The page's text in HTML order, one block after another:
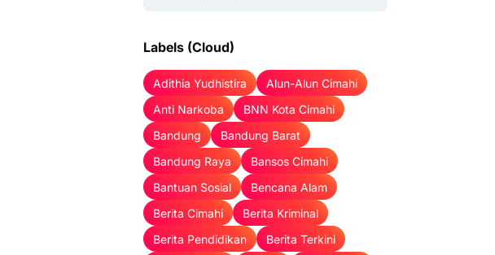
Labels (Cloud)
Adithia Yudhistira
Alun-Alun Cimahi
Anti Narkoba
BNN Kota Cimahi
Bandung
Bandung Barat
Bandung Raya
Bansos Cimahi
Bantuan Sosial
Bencana Alam
Berita Cimahi
Berita Kriminal
Berita Pendidikan
Berita Terkini